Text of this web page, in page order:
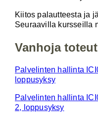
Kiitos palautteesta ja
Seuraavilla kursseilla
Vanhoja
Palvelinten hallinta
loppusyksy
Palvelinten hallinta
2, loppusyksy